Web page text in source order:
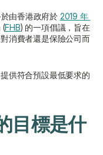
由香港政府於 2019 年
(FHB) 的一項倡議，旨在
消費者還是保險公司而
供符合預設最低要求的
目標是什